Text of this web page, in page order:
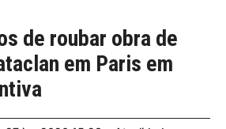
de roubar obra de
em Paris em